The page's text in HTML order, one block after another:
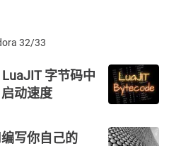
32/33
字节码中
动速度
写你自己的